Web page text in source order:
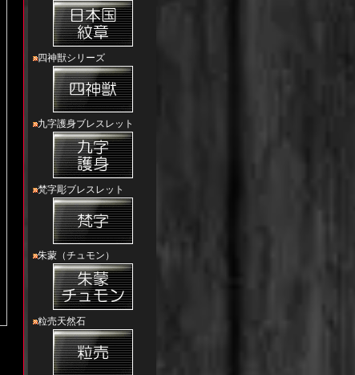
四神獣シリーズ
九字護身ブレスレット
梵字彫ブレスレット
朱蒙（チュモン）
粒売天然石